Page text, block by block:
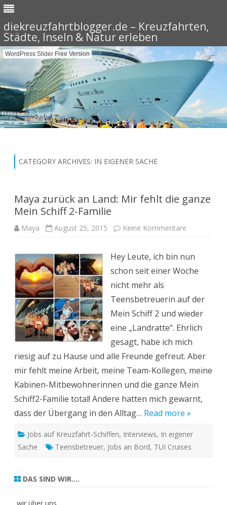
diekreuzfahrtblogger.de – Kreuzfahrten,
Städte, Inseln & Natur erleben
WordPress Slider Free Version
CATEGORY ARCHIVES: IN EIGENER SACHE
Maya zurück an Land: Mir fehlt die ganze
Mein Schiff 2-Familie
Maya August 25, 2015 Keine Kommentare
Land:
Mir
fehlt
die
Schiff
2-
Familie
Hey Leute, ich bin nun
schon seit einer Woche
nicht mehr als
Teensbetreuerin auf der
Mein Schiff 2 und wieder
eine „Landratte“. Ehrlich
gesagt, habe ich mich
riesig auf zu Hause und alle Freunde gefreut. Aber
mir fehlt meine Arbeit, meine Team-Kollegen, meine
Kabinen-Mitbewohnerinnen und die ganze Mein
Schiff2-Familie total! Andere hatten mich gewarnt,
dass der Übergang in den Alltag… Read more »
Jobs auf Kreuzfahrt-Schiffen, Interviews, In eigener
Sache
Teensbetreuer, Jobs an Bord, TUI Cruises
DAS SIND WIR….